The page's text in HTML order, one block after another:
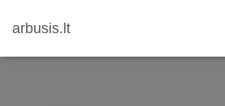
arbusis.lt